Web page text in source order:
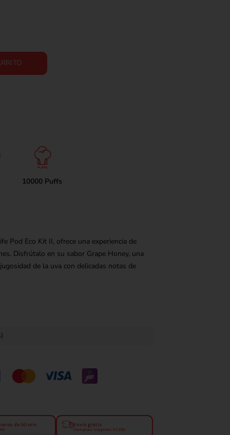
10000 Puffs
Pod Eco Kit II, ofrece una experiencia de
Disfrútalo en su sabor Grape Honey, una
de la uva con delicadas notas de
de 90 min Envío gratis
Compras mayores S/350